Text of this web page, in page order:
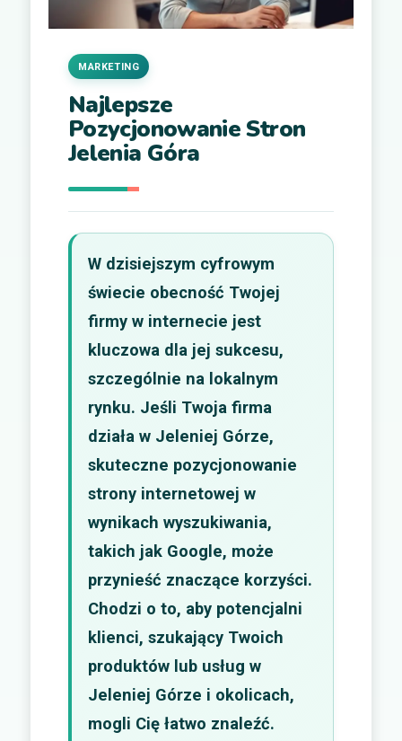
Najlepsze
Pozycjonowanie Stron
Jelenia Góra
MARKETING
W dzisiejszym cyfrowym
świecie obecność Twojej
firmy w internecie jest
kluczowa dla jej sukcesu,
szczególnie na lokalnym
rynku. Jeśli Twoja firma
działa w Jeleniej Górze,
skuteczne pozycjonowanie
strony internetowej w
wynikach wyszukiwania,
takich jak Google, może
przynieść znaczące korzyści.
Chodzi o to, aby potencjalni
klienci, szukający Twoich
produktów lub usług w
Jeleniej Górze i okolicach,
mogli Cię łatwo znaleźć.